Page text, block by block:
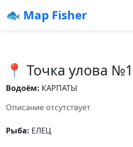
🐟 Map Fisher
📍 Точка улова
Водоём: КАРПАТЫ
Описание отсутствует
Рыба: ЕЛЕЦ